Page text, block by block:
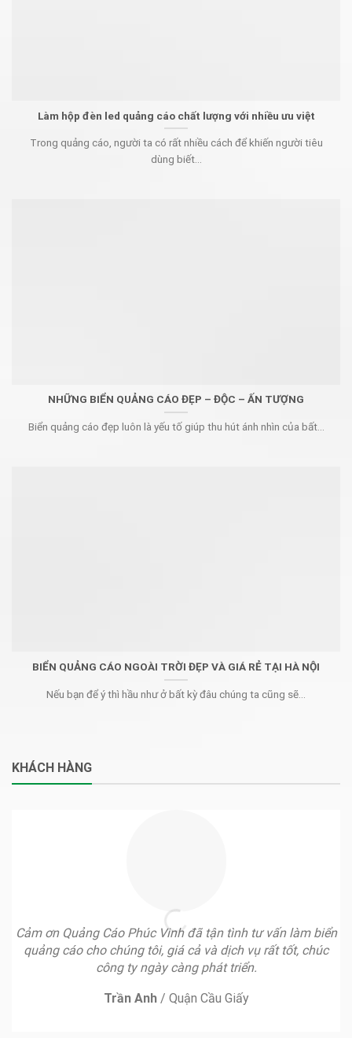
Làm hộp đèn led quảng cáo chất lượng với nhiều ưu việt
Trong quảng cáo, người ta có rất nhiều cách để khiến người tiêu
dùng biết...
NHỮNG BIỂN QUẢNG CÁO ĐẸP – ĐỘC – ẤN TƯỢNG
Biển quảng cáo đẹp luôn là yếu tố giúp thu hút ánh nhìn của bất...
BIỂN QUẢNG CÁO NGOÀI TRỜI ĐẸP VÀ GIÁ RẺ TẠI HÀ NỘI
Nếu bạn để ý thì hầu như ở bất kỳ đâu chúng ta cũng sẽ...
KHÁCH HÀNG
Cảm ơn Quảng Cáo Phúc Vinh đã tận tình tư vấn làm biển
quảng cáo cho chúng tôi, giá cả và dịch vụ rất tốt, chúc
công ty ngày càng phát triển.
Trần Anh / Quận Cầu Giấy